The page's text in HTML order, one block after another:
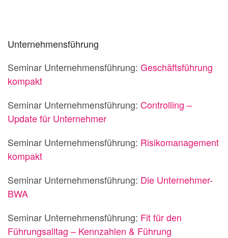
Unternehmensführung
Seminar Unternehmensführung: Geschäftsführung
kompakt
Seminar Unternehmensführung: Controlling –
Update für Unternehmer
Seminar Unternehmensführung: Risikomanagement
kompakt
Seminar Unternehmensführung: Die Unternehmer-
BWA
Seminar Unternehmensführung: Fit für den
Führungsalltag – Kennzahlen & Führung